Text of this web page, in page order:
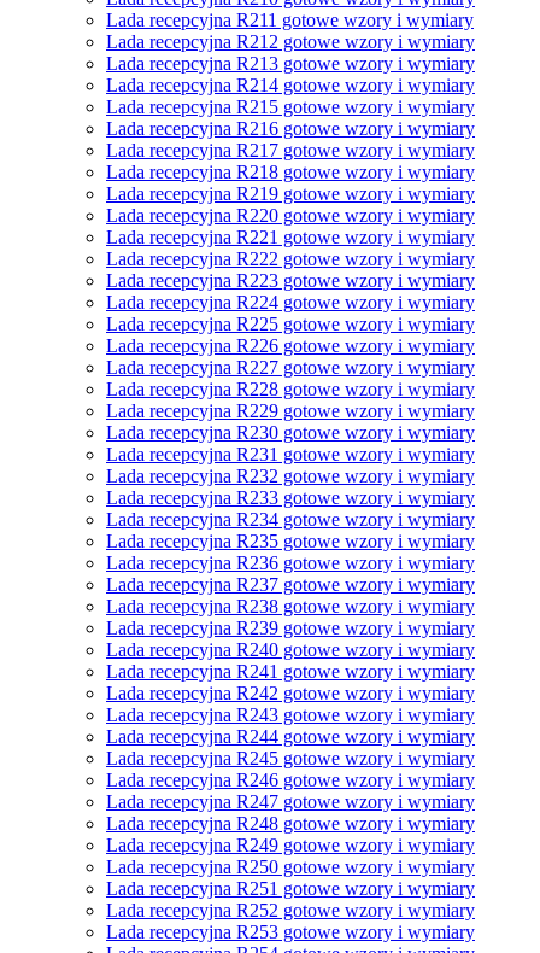
Lada recepcyjna R211 gotowe wzory i wymiary
Lada recepcyjna R212 gotowe wzory i wymiary
Lada recepcyjna R213 gotowe wzory i wymiary
Lada recepcyjna R214 gotowe wzory i wymiary
Lada recepcyjna R215 gotowe wzory i wymiary
Lada recepcyjna R216 gotowe wzory i wymiary
Lada recepcyjna R217 gotowe wzory i wymiary
Lada recepcyjna R218 gotowe wzory i wymiary
Lada recepcyjna R219 gotowe wzory i wymiary
Lada recepcyjna R220 gotowe wzory i wymiary
Lada recepcyjna R221 gotowe wzory i wymiary
Lada recepcyjna R222 gotowe wzory i wymiary
Lada recepcyjna R223 gotowe wzory i wymiary
Lada recepcyjna R224 gotowe wzory i wymiary
Lada recepcyjna R225 gotowe wzory i wymiary
Lada recepcyjna R226 gotowe wzory i wymiary
Lada recepcyjna R227 gotowe wzory i wymiary
Lada recepcyjna R228 gotowe wzory i wymiary
Lada recepcyjna R229 gotowe wzory i wymiary
Lada recepcyjna R230 gotowe wzory i wymiary
Lada recepcyjna R231 gotowe wzory i wymiary
Lada recepcyjna R232 gotowe wzory i wymiary
Lada recepcyjna R233 gotowe wzory i wymiary
Lada recepcyjna R234 gotowe wzory i wymiary
Lada recepcyjna R235 gotowe wzory i wymiary
Lada recepcyjna R236 gotowe wzory i wymiary
Lada recepcyjna R237 gotowe wzory i wymiary
Lada recepcyjna R238 gotowe wzory i wymiary
Lada recepcyjna R239 gotowe wzory i wymiary
Lada recepcyjna R240 gotowe wzory i wymiary
Lada recepcyjna R241 gotowe wzory i wymiary
Lada recepcyjna R242 gotowe wzory i wymiary
Lada recepcyjna R243 gotowe wzory i wymiary
Lada recepcyjna R244 gotowe wzory i wymiary
Lada recepcyjna R245 gotowe wzory i wymiary
Lada recepcyjna R246 gotowe wzory i wymiary
Lada recepcyjna R247 gotowe wzory i wymiary
Lada recepcyjna R248 gotowe wzory i wymiary
Lada recepcyjna R249 gotowe wzory i wymiary
Lada recepcyjna R250 gotowe wzory i wymiary
Lada recepcyjna R251 gotowe wzory i wymiary
Lada recepcyjna R252 gotowe wzory i wymiary
Lada recepcyjna R253 gotowe wzory i wymiary